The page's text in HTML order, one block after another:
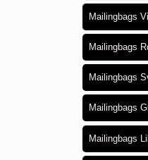
Mailingbags
Mailingbags
Mailingbags
Mailingbags
Mailingbags